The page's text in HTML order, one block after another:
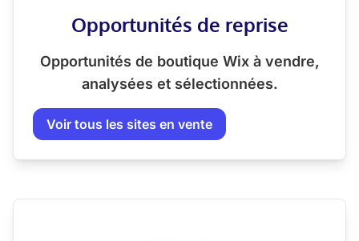
Opportunités de reprise
Opportunités de boutique Wix à vendre,
analysées et sélectionnées.
Voir tous les sites en vente